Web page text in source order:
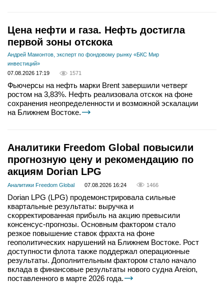
Цена нефти и газа. Нефть достигла
первой зоны отскока
Андрей Мамонтов, эксперт по фондовому рынку «БКС Мир
инвестиций»
07.08.2026 17:19
1571
Фьючерсы на нефть марки Brent завершили четверг
ростом на 3,83%. Нефть реализовала отскок на фоне
сохранения неопределенности и возможной эскалации
на Ближнем Востоке.
Аналитики Freedom Global повысили
прогнозную цену и рекомендацию по
акциям Dorian LPG
Аналитики Freedom Global 07.08.2026 16:24 1466
Dorian LPG (LPG) продемонстрировала сильные
квартальные результаты: выручка и
скорректированная прибыль на акцию превысили
консенсус-прогнозы. Основным фактором стало
резкое повышение ставок фрахта на фоне
геополитических нарушений на Ближнем Востоке. Рост
доступности флота также поддержал операционные
результаты. Дополнительным фактором стало начало
вклада в финансовые результаты нового судна Areion,
поставленного в марте 2026 года.